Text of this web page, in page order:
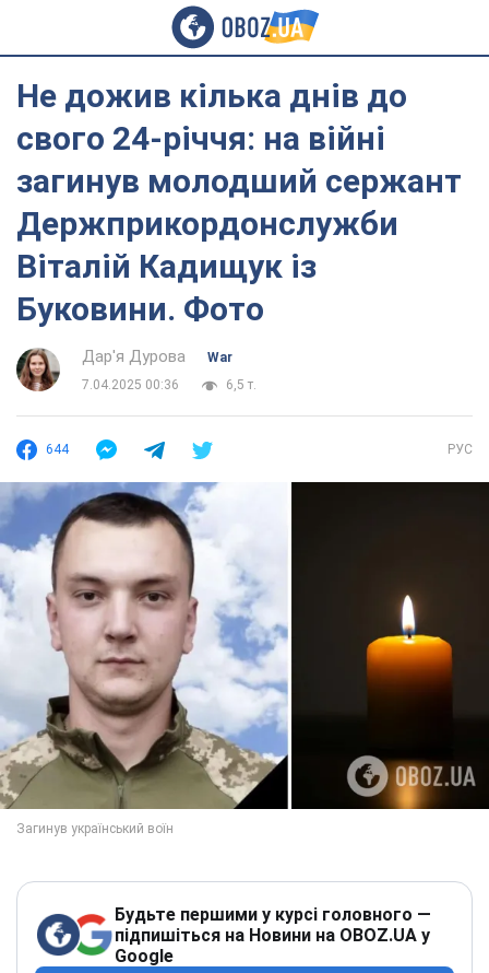
Не дожив кілька днів до
свого 24-річчя: на війні
загинув молодший сержант
Держприкордонслужби
Віталій Кадищук із
Буковини. Фото
Дар'я Дурова
War
7.04.2025 00:36
6,5 т.
644 РУС
Будьте першими у курсі головного —
підпишіться на Новини на OBOZ.UA у
Google